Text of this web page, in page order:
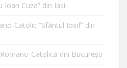
Ioan Cuza” din Iaşi
Catolic ”Sfântul Iosif” din
Catolică din Bucureşti